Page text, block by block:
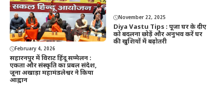
February 4, 2026
सहारनपुर में विराट हिंदू सम्मेलन :
एकता और संस्कृति का प्रबल संदेश,
जूना अखाड़ा महामंडलेश्वर ने किया
आह्वान
November 22, 2025
Diya Vastu Tips : पूजा घर के दीए
को बदलना छोड़ें और अनुभव करें घर
की खुशियों में बढ़ोतरी